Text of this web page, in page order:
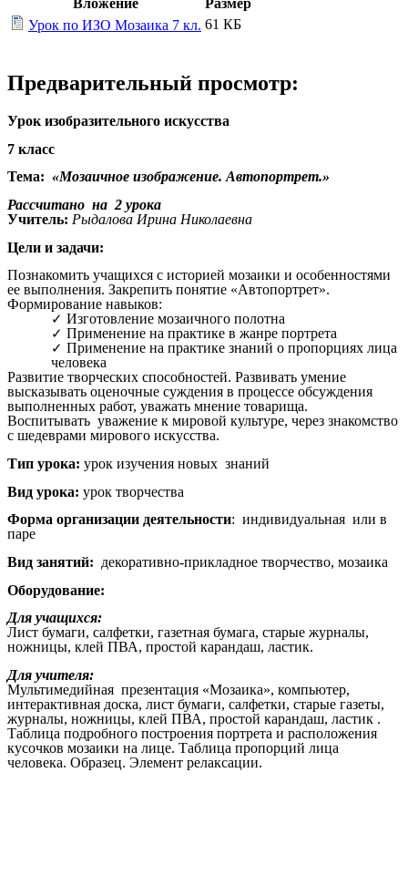
Вложение
Размер
Урок по ИЗО Мозаика 7 кл. 61 КБ
Предварительный просмотр:
Урок изобразительного искусства
7 класс
Тема: «Мозаичное изображение. Автопортрет.»
Рассчитано на 2 урока
Учитель: Рыдалова Ирина Николаевна
Цели и задачи:
Познакомить учащихся с историей мозаики и особенностями
ее выполнения. Закрепить понятие «Автопортрет».
Формирование навыков:
Изготовление мозаичного полотна
Применение на практике в жанре портрета
Применение на практике знаний о пропорциях лица
человека
Развитие творческих способностей. Развивать умение
высказывать оценочные суждения в процессе обсуждения
выполненных работ, уважать мнение товарища.
Воспитывать уважение к мировой культуре, через знакомство
с шедеврами мирового искусства.
Тип урока: урок изучения новых знаний
Вид урока: урок творчества
Форма организации деятельности: индивидуальная или в
паре
Вид занятий: декоративно-прикладное творчество, мозаика
Оборудование:
Для учащихся:
Лист бумаги, салфетки, газетная бумага, старые журналы,
ножницы, клей ПВА, простой карандаш, ластик.
Для учителя:
Мультимедийная презентация «Мозаика», компьютер,
интерактивная доска, лист бумаги, салфетки, старые газеты,
журналы, ножницы, клей ПВА, простой карандаш, ластик .
Таблица подробного построения портрета и расположения
кусочков мозаики на лице. Таблица пропорций лица
человека. Образец. Элемент релаксации.